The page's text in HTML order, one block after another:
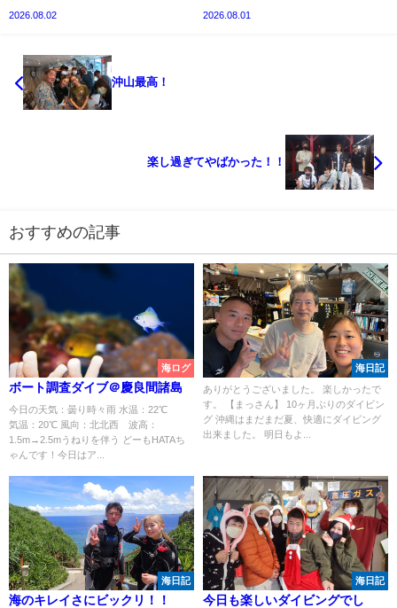
2026.08.02 2026.08.01
沖山最高！
楽し過ぎてやばかった！！
おすすめの記事
海ログ
ボート調査ダイブ＠慶良間諸島
今日の天気：曇り時々雨 水温：22℃
気温：20℃ 風向：北北西 波高：
1.5m→2.5mうねりを伴う どーもHATAち
ゃんです！今日はア...
海日記
ありがとうございました。 楽しかったで
す。 【まっさん】 10ヶ月ぶりのダイビン
グ 沖縄はまだまだ夏、快適にダイビング
出来ました。 明日もよ...
海日記
海のキレイさにビックリ！！
海日記
今日も楽しいダイビングでし